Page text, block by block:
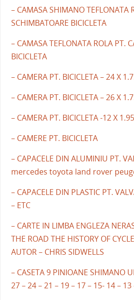
– CAMASA SHIMANO TEFLONATA
SCHIMBATOARE BICICLETA
– CAMASA TEFLONATA ROLA PT.
BICICLETA
– CAMERA PT. BICICLETA – 24 X
– CAMERA PT. BICICLETA – 26 X
– CAMERA PT. BICICLETA -12 X 1.95
– CAMERE PT. BICICLETA
– CAPACELE DIN ALUMINIU PT.
mercedes toyota land rover
– CAPACELE DIN PLASTIC PT.
– ETC
– CARTE IN LIMBA ENGLEZA
THE ROAD THE HISTORY OF
AUTOR – CHRIS SIDWELLS
– CASETA 9 PINIOANE SHIMANO
27 – 24 – 21 – 19 – 17 – 15- 14 –